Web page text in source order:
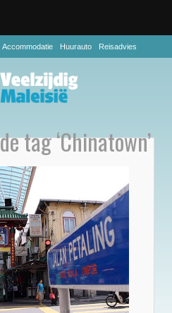
Accommodatie Huurauto Reisadvies
tag ‘Chinatown’